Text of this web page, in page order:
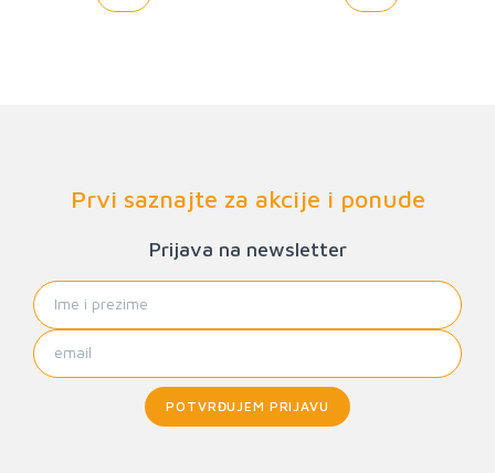
Prvi saznajte za akcije i ponude
Prijava na newsletter
POTVRĐUJEM PRIJAVU